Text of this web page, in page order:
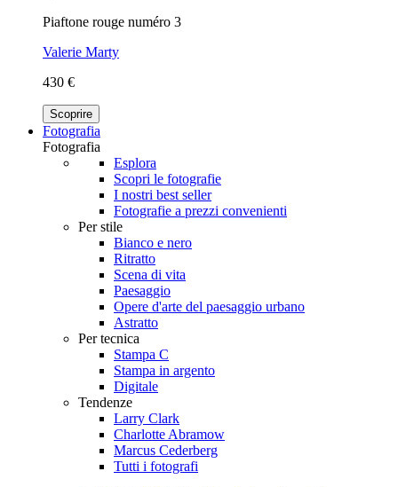
Piaftone rouge numéro 3
Valerie Marty
430 €
Scoprire
Fotografia
Fotografia
Esplora
Scopri le fotografie
I nostri best seller
Fotografie a prezzi convenienti
Per stile
Bianco e nero
Ritratto
Scena di vita
Paesaggio
Opere d'arte del paesaggio urbano
Astratto
Per tecnica
Stampa C
Stampa in argento
Digitale
Tendenze
Larry Clark
Charlotte Abramow
Marcus Cederberg
Tutti i fotografi